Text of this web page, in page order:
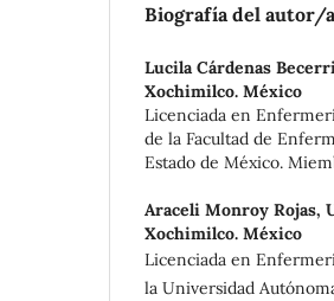
Biografía del autor/a
Lucila Cárdenas
Xochimilco. México
Licenciada en
de la Facultad de
Estado de México.
Araceli Monroy Rojas,
Xochimilco. México
Licenciada en
la Universidad